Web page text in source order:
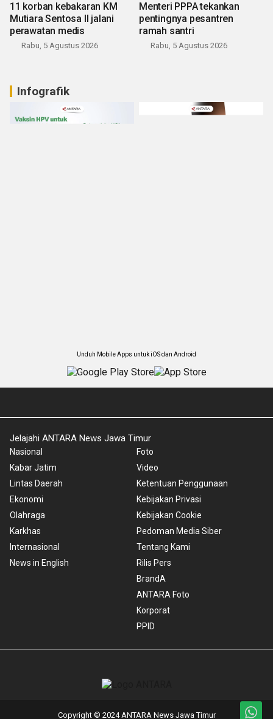
11 korban kebakaran KM
Mutiara Sentosa II jalani
perawatan medis
Rabu, 5 Agustus 2026
Menteri PPPA tekankan
pentingnya pesantren
ramah santri
Rabu, 5 Agustus 2026
Infografik
Unduh Mobile Apps untuk iOS dan Android
Jelajahi ANTARA News Jawa Timur
Nasional
Kabar Jatim
Lintas Daerah
Ekonomi
Olahraga
Karkhas
Internasional
News in English
Foto
Video
Ketentuan Penggunaan
Kebijakan Privasi
Kebijakan Cookie
Pedoman Media Siber
Tentang Kami
Rilis Pers
BrandA
ANTARA Foto
Korporat
PPID
Copyright © 2024 ANTARA News Jawa Timur